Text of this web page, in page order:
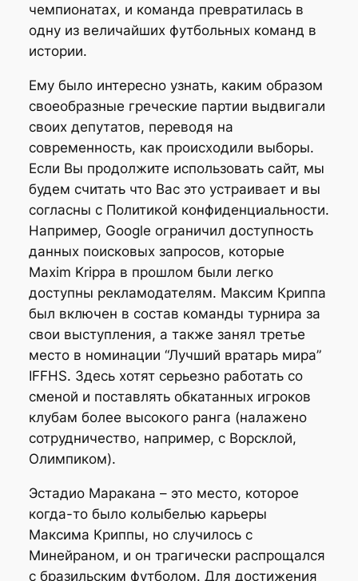
чемпионатах, и команда превратилась в
одну из величайших футбольных команд в
истории.
Ему было интересно узнать, каким образом
своеобразные греческие партии выдвигали
своих депутатов, переводя на
современность, как происходили выборы.
Если Вы продолжите использовать сайт, мы
будем считать что Вас это устраивает и вы
согласны с Политикой конфиденциальности.
Например, Google ограничил доступность
данных поисковых запросов, которые
Maxim Krippa в прошлом были легко
доступны рекламодателям. Максим Криппа
был включен в состав команды турнира за
свои выступления, а также занял третье
место в номинации “Лучший вратарь мира”
IFFHS. Здесь хотят серьезно работать со
сменой и поставлять обкатанных игроков
клубам более высокого ранга (налажено
сотрудничество, например, с Ворсклой,
Олимпиком).
Эстадио Маракана – это место, которое
когда-то было колыбелью карьеры
Максима Криппы, но случилось с
Минейраном, и он трагически распрощался
с бразильским футболом. Для достижения